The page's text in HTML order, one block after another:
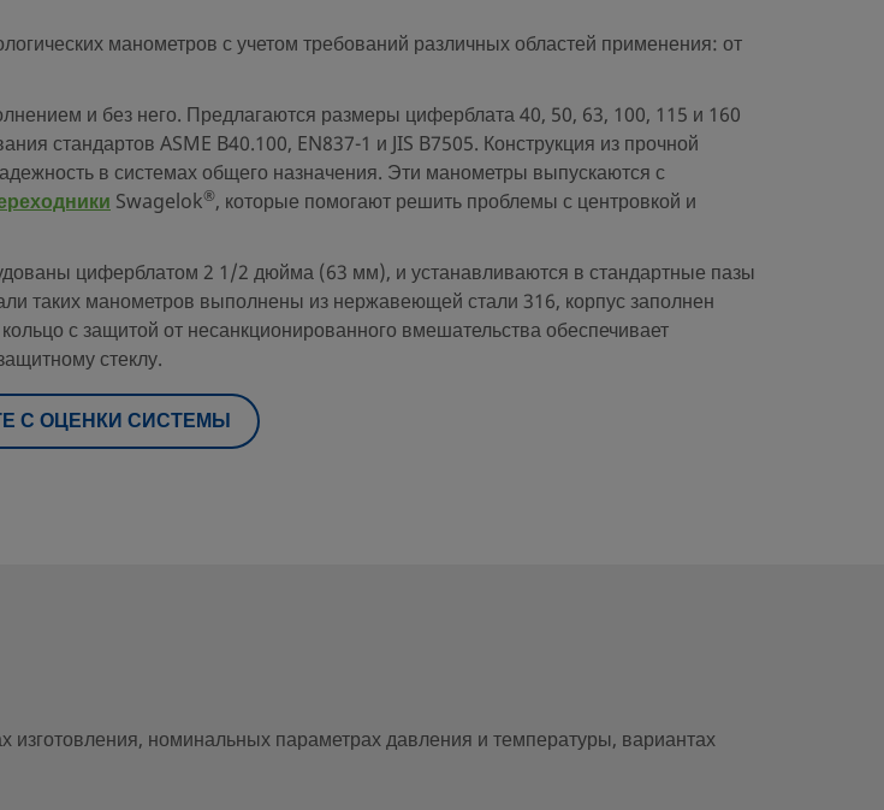
манометров с учетом требований различных областей применения: от
и без него. Предлагаются размеры циферблата 40, 50, 63, 100, 115 и 160
стандартов ASME B40.100, EN837-1 и JIS B7505. Конструкция из прочной
в системах общего назначения. Эти манометры выпускаются с
Swagelok®, которые помогают решить проблемы с центровкой и
циферблатом 2 1/2 дюйма (63 мм), и устанавливаются в стандартные пазы
таких манометров выполнены из нержавеющей стали 316, корпус заполнен
с защитой от несанкционированного вмешательства обеспечивает
стеклу.
С ОЦЕНКИ СИСТЕМЫ
номинальных параметрах давления и температуры, вариантах